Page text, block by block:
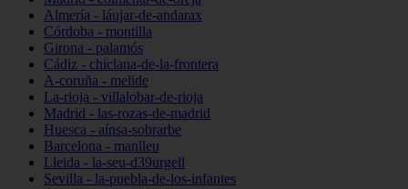
Almería - láujar-de-andarax
Córdoba - montilla
Girona - palamós
Cádiz - chiclana-de-la-frontera
A-coruña - melide
La-rioja - villalobar-de-rioja
Madrid - las-rozas-de-madrid
Huesca - aínsa-sobrarbe
Barcelona - manlleu
Lleida - la-seu-d39urgell
Sevilla - la-puebla-de-los-infantes